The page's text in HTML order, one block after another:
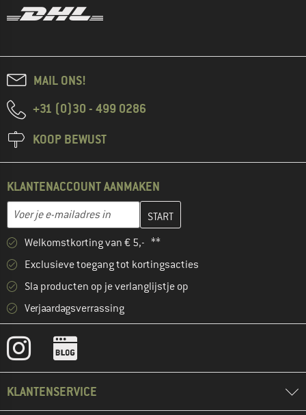
MAIL ONS!
+31 (0)30 - 499 0286
KOOP BEWUST
KLANTENACCOUNT AANMAKEN
E-mailadres
Vul je e-mailadres hier in en maak in de volgende stap je
Welkomstkorting van € 5,- **
Exclusieve toegang tot kortingsacties
Sla producten op je verlanglijstje op
Verjaardagsverrassing
KLANTENSERVICE